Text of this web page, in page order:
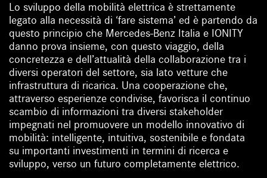
Lo sviluppo della mobilità elettrica è strettamente
legato alla necessità di ‘fare sistema’ ed è partendo da
questo principio che Mercedes-Benz Italia e IONITY
danno prova insieme, con questo viaggio, della
concretezza e dell’attualità della collaborazione tra i
diversi operatori del settore, sia lato vetture che
infrastruttura di ricarica. Una cooperazione che,
attraverso esperienze condivise, favorisca il continuo
scambio di informazioni tra diversi stakeholder
impegnati nel promuovere un modello innovativo di
mobilità: intelligente, intuitiva, sostenibile e fondata
su importanti investimenti in termini di ricerca e
sviluppo, verso un futuro completamente elettrico.